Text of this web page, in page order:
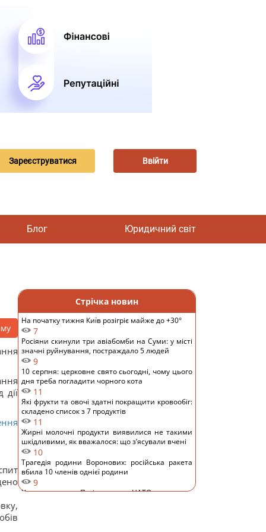
Зареєструватися Ввійти
Блог Юридичний світ
дії
Стрічка новин
На початку тижня Київ розігріє майже до +30°
7
Росіяни скинули три авіабомби на Суми: у місті
значні руйнування, постраждало 5 людей
9
10 серпня: церковне свято сьогодні, чому цього
дня треба погладити чорного кота
11
Які фрукти та овочі здатні покращити кровообіг:
складено список з 7 продуктів
11
Жирні молочні продукти виявилися не такими
шкідливими, як вважалося: що з’ясували вчені
10
Трагедія родини Воронових: російська ракета
вбила 10 членів однієї родини
9
Чи нападе Путін на НАТО: експерт